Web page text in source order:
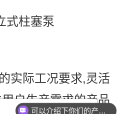
式柱塞泵
实际工况要求,灵活
户生产需求的产品